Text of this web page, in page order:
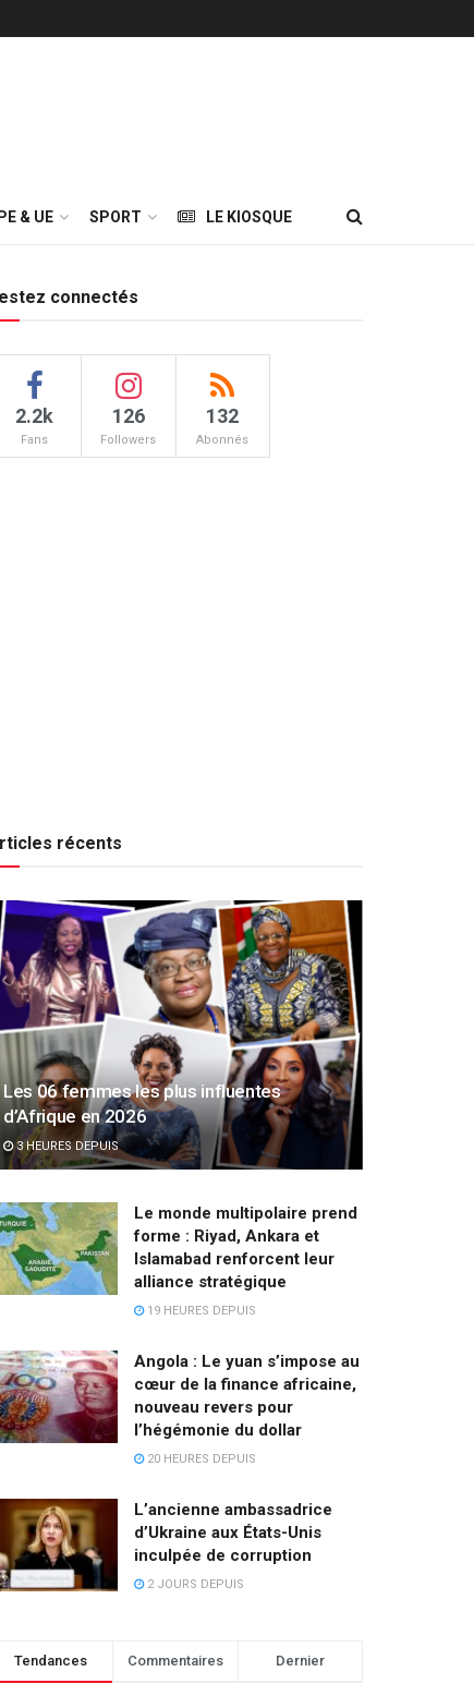
& UE SPORT LE KIOSQUE
connectés
2.2k
Fans
126
Followers
132
Abonnés
récents
Les 06 femmes les plus influentes
d’Afrique en 2026
3 HEURES DEPUIS
Le monde multipolaire prend
forme : Riyad, Ankara et
Islamabad renforcent leur
alliance stratégique
19 HEURES DEPUIS
Angola : Le yuan s’impose au
cœur de la finance africaine,
nouveau revers pour
l’hégémonie du dollar
20 HEURES DEPUIS
L’ancienne ambassadrice
d’Ukraine aux États-Unis
inculpée de corruption
2 JOURS DEPUIS
Tendances Commentaires Dernier